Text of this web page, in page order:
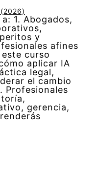
1. Abogados,
y
afines
curso
aplicar IA
legal,
el cambio
Profesionales
gerencia,